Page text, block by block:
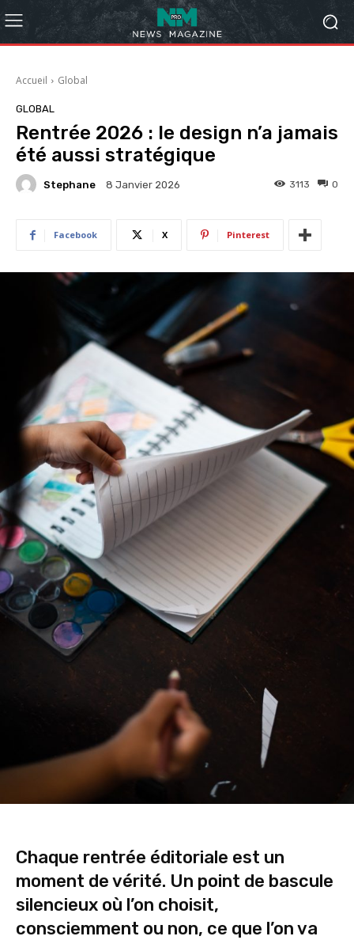
Accueil Global
GLOBAL
Rentrée 2026 : le design n’a jamais
été aussi stratégique
Stephane 8 Janvier 2026 0
3113
Facebook X Pinterest
Chaque rentrée éditoriale est un
moment de vérité. Un point de bascule
silencieux où l’on choisit,
consciemment ou non, ce que l’on va